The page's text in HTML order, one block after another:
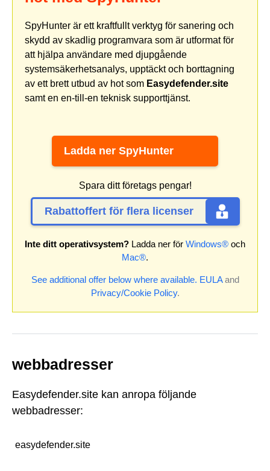
SpyHunter är ett kraftfullt verktyg för sanering och
skydd av skadlig programvara som är utformat för
att hjälpa användare med djupgående
systemsäkerhetsanalys, upptäckt och borttagning
av ett brett utbud av hot som Easydefender.site
samt en en-till-en teknisk supporttjänst.
Ladda ner SpyHunter
Spara ditt företags pengar!
Rabattoffert för flera licenser
Inte ditt operativsystem? Ladda ner för Windows® och
Mac®.
See additional offer below where available. EULAand
Privacy/Cookie Policy.
webbadresser
Easydefender.site kan anropa följande
webbadresser:
easydefender.site